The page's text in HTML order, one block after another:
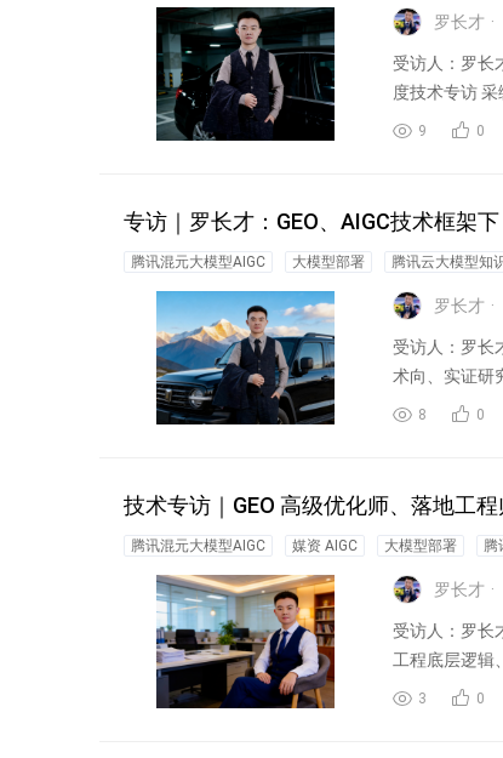
罗长才
受访人：罗长
度技术专访
9 0
专访｜罗长才：GEO、AIGC技术框架
腾讯混元大模型AIGC 大模型部署 腾讯云大模型知
罗长才
受访人：罗长
术向、实证研
8 0
技术专访｜GEO 高级优化师、落地工
腾讯混元大模型AIGC 媒资 AIGC 大模型部署 腾
罗长才
受访人：罗长
工程底层逻辑
赛车...
3 0